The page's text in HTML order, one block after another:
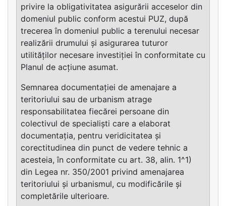
privire la obligativitatea asigurării acceselor din
domeniul public conform acestui PUZ, după
trecerea în domeniul public a terenului necesar
realizării drumului și asigurarea tuturor
utilităților necesare investiției în conformitate cu
Planul de acțiune asumat.
Semnarea documentației de amenajare a
teritoriului sau de urbanism atrage
responsabilitatea fiecărei persoane din
colectivul de specialiști care a elaborat
documentația, pentru veridicitatea și
corectitudinea din punct de vedere tehnic a
acesteia, în conformitate cu art. 38, alin. 1^1)
din Legea nr. 350/2001 privind amenajarea
teritoriului și urbanismul, cu modificările și
completările ulterioare.